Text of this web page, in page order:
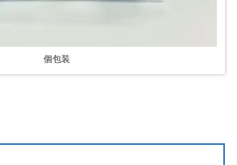
個包装